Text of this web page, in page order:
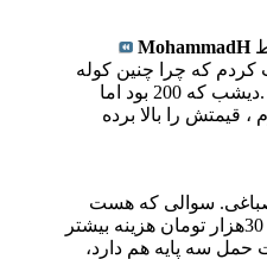
MohammadH
که چرا چنین کوله
بزرگی را 200 میدهد! .دیشب که 200 بود اما
، قیمتش را بالا برده
سوالی که هست
،اینکه آیا کوله لاپرو با 30هزار تومان هزینه بیشتر
حمل سه پایه هم دارد،